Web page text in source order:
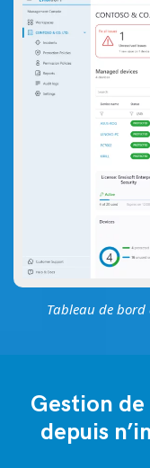
Tableau de bord
Gestion
depuis